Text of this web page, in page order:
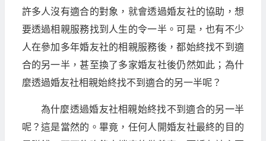
許多人沒有適合的對象，就會透過婚友社的協助，想
要透過相親服務找到人生的令一半。可是，也有不少
人在參加多年婚友社的相親服務後，都始終找不到適
合的另一半，甚至換了多家婚友社後仍然如此；為什
麼透過婚友社相親始終找不到適合的另一半呢？
為什麼透過婚友社相親始終找不到適合的另一半
呢？這是當然的。畢竟，任何人開婚友社最終的目的